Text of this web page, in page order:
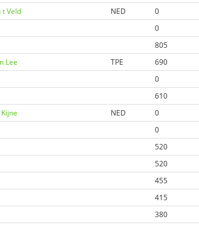
t Veld NED 0
0
805
Lee TPE 690
0
610
NED 0
0
520
520
455
415
380